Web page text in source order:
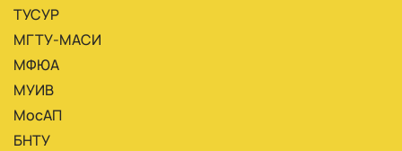
ТУСУР
МГТУ-МАСИ
МФЮА
МУИВ
МосАП
БНТУ